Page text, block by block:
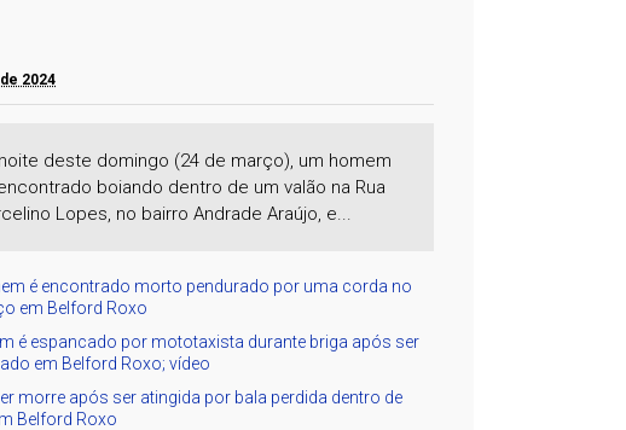
2024
deste domingo (24 de março), um homem
boiando dentro de um valão na Rua
Lopes, no bairro Andrade Araújo, e...
é encontrado morto pendurado por uma corda no
em Belford Roxo
é espancado por mototaxista durante briga após ser
em Belford Roxo; vídeo
morre após ser atingida por bala perdida dentro de
Belford Roxo